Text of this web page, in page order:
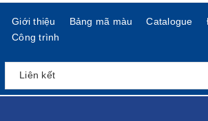
Giới thiệu Bảng mã màu Catalogue
Công trình